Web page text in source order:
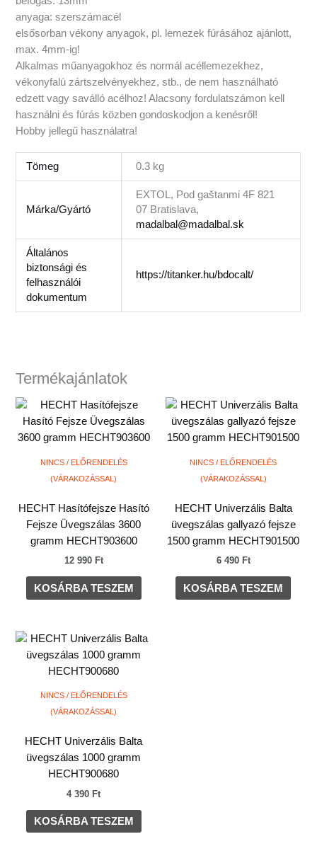
anyaga: szerszámacél
elsősorban vékony anyagok, pl. lemezek fúrásához ajánlott,
max. 4mm-ig!
Alkalmas műanyagokhoz és normál acéllemezekhez,
vékonyfalú zártszelvényekhez, stb., de nem használható
edzett vagy saválló acélhoz! Alacsony fordulatszámon kell
használni és fúrás közben gondoskodjon a kenésről!
Hobby jellegű használatra!
Tömeg 0.3 kg
Márka/Gyártó
EXTOL, Pod gaštanmi 4F 821
07 Bratislava,
madalbal@madalbal.sk
Általános
biztonsági és
felhasználói
dokumentum
https://titanker.hu/bdocalt/
Termékajánlatok
NINCS / ELŐRENDELÉS
(VÁRAKOZÁSSAL)
HECHT Hasítófejsze Hasító
Fejsze Üvegszálas 3600
gramm HECHT903600
12 990 Ft
KOSÁRBA TESZEM
NINCS / ELŐRENDELÉS
(VÁRAKOZÁSSAL)
HECHT Univerzális Balta
üvegszálas gallyazó fejsze
1500 gramm HECHT901500
6 490 Ft
KOSÁRBA TESZEM
NINCS / ELŐRENDELÉS
(VÁRAKOZÁSSAL)
HECHT Univerzális Balta
üvegszálas 1000 gramm
HECHT900680
4 390 Ft
KOSÁRBA TESZEM